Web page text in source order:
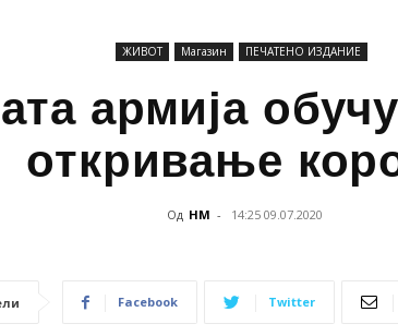
ЖИВОТ Магазин ПЕЧАТЕНО ИЗДАНИЕ
армија
откривање
Од НМ - 14:25 09.07.2020
Facebook Twitter